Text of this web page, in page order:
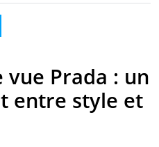
vue Prada : un
entre style et